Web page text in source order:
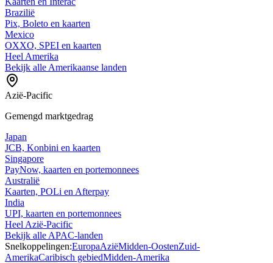
Brazilië
Pix, Boleto en kaarten
Mexico
OXXO, SPEI en kaarten
Heel Amerika
Bekijk alle Amerikaanse landen
Azië-Pacific
Gemengd marktgedrag
Japan
JCB, Konbini en kaarten
Singapore
PayNow, kaarten en portemonnees
Australië
Kaarten, POLi en Afterpay
India
UPI, kaarten en portemonnees
Heel Azië-Pacific
Bekijk alle APAC-landen
Snelkoppelingen:EuropaAziëMidden-OostenZuid-
AmerikaCaribisch gebiedMidden-Amerika